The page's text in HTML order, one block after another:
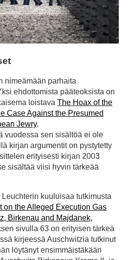
nimeämään parhaita
ehdottomista pääteoksista on
loistava The Hoax of the
Case Against the Presumed
Jewry.
vuodessa sen sisältöä ei ole
kirjan argumentit on pystytetty
erityisesti kirjan 2003
sisältää viisi hyvin tärkeää
kuuluisaa tutkimusta
on the Alleged Execution Gas
Birkenau and Majdanek,
sivulla 63 on erityisen tärkeä
kirjeessä Auschwitzia tutkinut
löytänyt ensimmäistäkään